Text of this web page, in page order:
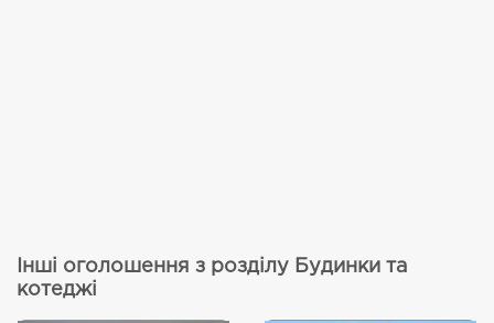
Інші оголошення з розділу Будинки та
котеджі